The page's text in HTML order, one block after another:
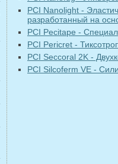
PCI Nanolight -
разработанный на
PCI Pecitape -
PCI Pericret -
PCI Seccoral 2K -
PCI Silcoferm VE -